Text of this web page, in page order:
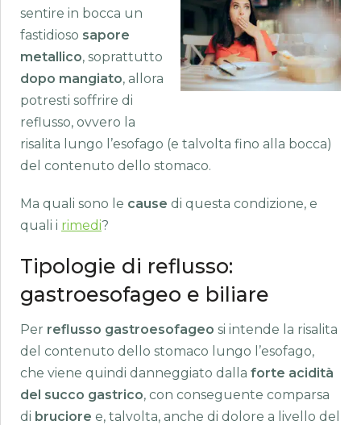
sentire in bocca un
fastidioso sapore
metallico, soprattutto
dopo mangiato, allora
potresti soffrire di
reflusso, ovvero la
risalita lungo l’esofago (e talvolta fino alla bocca)
del contenuto dello stomaco.
Ma quali sono le cause di questa condizione, e
quali i rimedi?
Tipologie di reflusso:
gastroesofageo e biliare
Per reflusso gastroesofageo si intende la risalita
del contenuto dello stomaco lungo l’esofago,
che viene quindi danneggiato dalla forte acidità
del succo gastrico, con conseguente comparsa
di bruciore e, talvolta, anche di dolore a livello del